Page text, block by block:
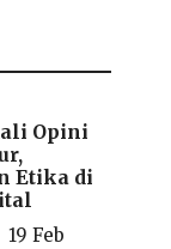
Opini
Etika di
19 Feb